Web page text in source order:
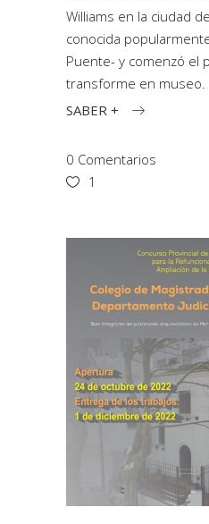
Williams en la ciudad
conocida
Puente- y comenzó el
transforme en museo.
SABER +
0 Comentarios
1